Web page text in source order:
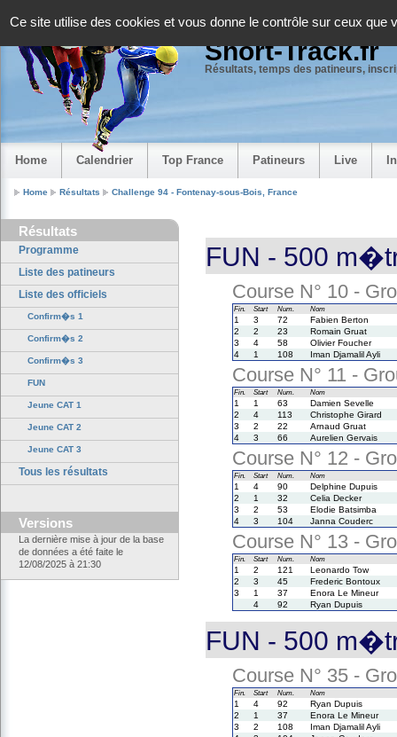
Ce site utilise des cookies et vous donne le contrôle sur ceux que
Short-Track.fr
Résultats, temps des patineurs,
Home Calendrier Top France Patineurs Live
Home Résultats Challenge 94 - Fontenay-sous-Bois, France
Résultats
Programme
Liste des patineurs
Liste des officiels
Confirm�s 1
Confirm�s 2
Confirm�s 3
FUN
Jeune CAT 1
Jeune CAT 2
Jeune CAT 3
Tous les résultats
Versions
La dernière mise à jour de la base
de données a été faite le
12/08/2025 à 21:30
FUN - 500
Course N° 10 -
Fin. Start Num. Nom
1 3 72
Fabien Berton
2
2 23
Romain Gruat
3
4 58
Olivier Foucher
4
1 108 Iman Djamalil Ayli
Course N° 11 -
Fin. Start Num. Nom
1 1 63
Damien Sevelle
2
4 113
Christophe Girard
3
2 22
Arnaud Gruat
4
3 66 Aurelien Gervais
Course N° 12 -
Fin. Start Num. Nom
1 4 90
Delphine Dupuis
2
1 32
Celia Decker
3
2 53
Elodie Batsimba
4
3 104 Janna Couderc
Course N° 13 -
Fin. Start Num. Nom
1 2 121
Leonardo Tow
2
3 45
Frederic Bontoux
3
1 37
Enora Le Mineur
4
92 Ryan Dupuis
FUN - 500
Course N° 35 -
Fin. Start Num. Nom
1 4 92
Ryan Dupuis
2
1 37
Enora Le Mineur
3
2 108
Iman Djamalil Ayli